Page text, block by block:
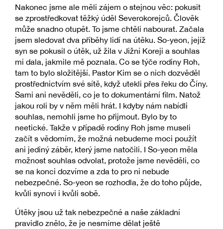
Nakonec jsme ale měli zájem o stejnou věc: pokusit
se zprostředkovat těžký úděl Severokorejců. Člověk
může snadno otupět. To jsme chtěli nabourat. Začala
jsem sledovat dva příběhy lidí na útěku. So-yeon, jejíž
syn se pokusil o útěk, už žila v Jižní Koreji a souhlas
mi dala, jakmile mě poznala. Co se týče rodiny Roh,
tam to bylo složitější. Pastor Kim se o nich dozvěděl
prostřednictvím své sítě, když utekli přes řeku do Číny.
Sami ani nevěděli, co je to dokumentární film. Natož
jakou roli by v něm měli hrát. I kdyby nám nabídli
souhlas, nemohli jsme ho přijmout. Bylo by to
neetické. Takže v případě rodiny Roh jsme museli
začít s vědomím, že možná nebudeme moci použít
ani jediný záběr, který jsme natočili. I So-yeon měla
možnost souhlas odvolat, protože jsme nevěděli, co
se na konci dozvíme a zda to pro ni nebude
nebezpečné. So-yeon se rozhodla, že do toho půjde,
kvůli synovi i kvůli sobě.
Útěky jsou už tak nebezpečné a naše základní
pravidlo znělo, že je nesmíme dělat ještě